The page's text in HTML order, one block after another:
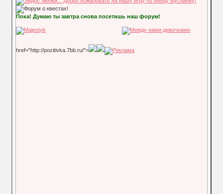
Пока! Думаю ты завтра снова посетишь наш форум!
href="http://pozitivka.7bb.ru/">